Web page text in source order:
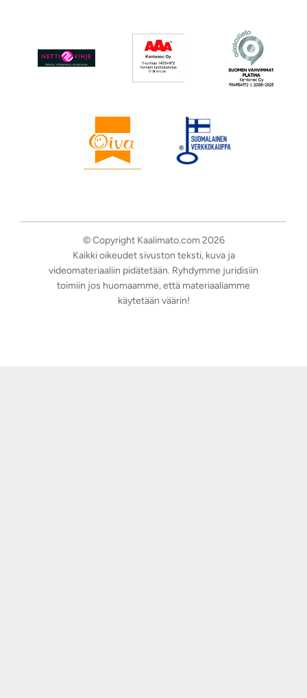
© Copyright Kaalimato.com 2026
Kaikki oikeudet sivuston teksti, kuva ja
videomateriaaliin pidätetään. Ryhdymme juridisiin
toimiin jos huomaamme, että materiaaliamme
käytetään väärin!